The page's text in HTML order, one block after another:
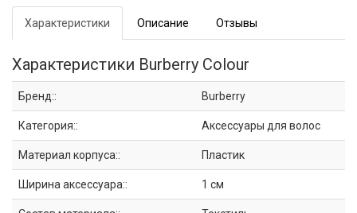
Характеристики Описание Отзывы
Характеристики Burberry Colour
Бренд:: Burberry
Категория:: Аксессуары для волос
Материал корпуса:: Пластик
Ширина аксессуара:: 1 см